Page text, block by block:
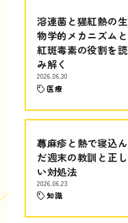
溶連菌と猩紅熱の生
物学的メカニズムと
紅斑毒素の役割を読
み解く
2026.06.30
医療
蕁麻疹と熱で寝込ん
だ週末の教訓と正し
い対処法
2026.06.23
知識